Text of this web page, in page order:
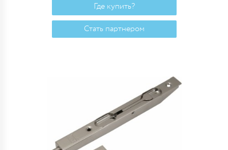
Где купить?
Стать партнером